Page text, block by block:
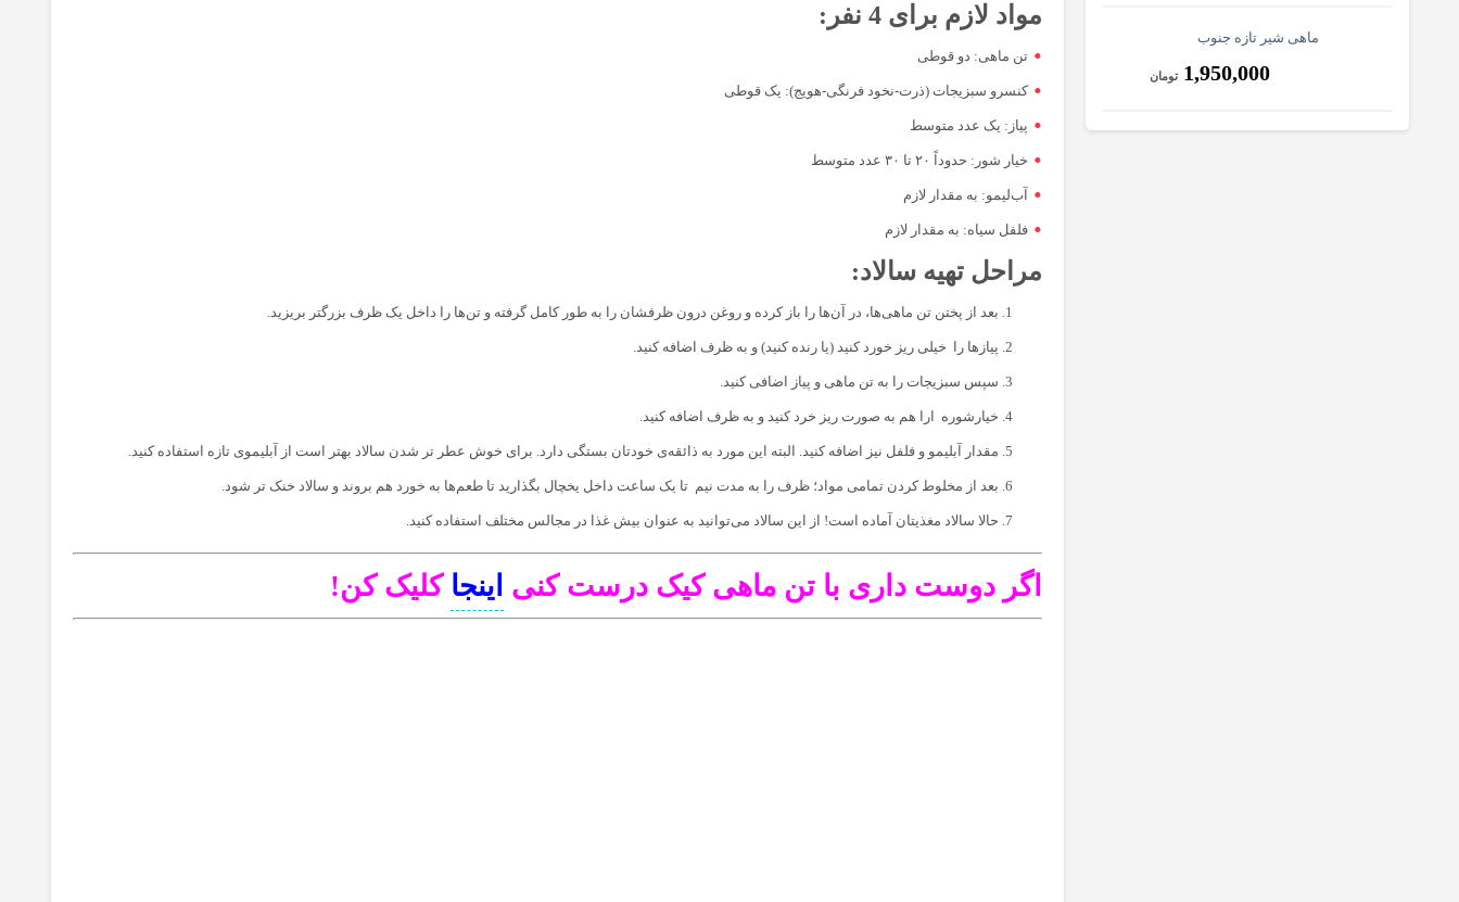
ماهی شیر تازه جنوب
1,950,000 تومان
مواد لازم برای 4 نفر:
تن ماهی: دو قوطی
کنسرو سبزیجات (ذرت-نخود فرنگی-هویج): یک قوطی
پیاز: یک عدد متوسط
خیار شور: حدوداً ٢٠ تا ٣٠ عدد متوسط
آب‌لیمو: به مقدار لازم
فلفل سیاه: به مقدار لازم
مراحل تهیه سالاد:
بعد از پختن تن ماهی‌ها، در آن‌ها را باز کرده و روغن درون ظرفشان را به طور کامل گرفته و تن‌ها را داخل یک ظرف بزرگتر بریزید.
پیاز‌ها را خیلی ریز خورد کنید (یا رنده کنید) و به ظرف اضافه کنید‌.
سپس سبزیجات را به تن ماهی و پیاز اضافی کنید‌.
خیارشور‌ه ارا هم به صورت ریز خرد کنید و به ظرف اضافه کنید.
مقدار آبلیمو و فلفل نیز اضافه کنید. البته این مورد به ذائقه‌ی خودتان بستگی دارد‌. برای خوش عطر تر شدن سالاد بهتر است از آبلیموی تازه استفاده کنید‌.
بعد از مخلوط کردن تمامی مواد؛ ظرف را به مدت نیم تا یک ساعت داخل یخچال بگذارید تا طعم‌ها به خورد هم بروند و سالاد خنک تر شود‌.
حالا سالاد مغذیتان آماده است! از این سالاد می‌توانید به عنوان بیش غذا در مجالس مختلف استفاده کنید‌.
اگر دوست داری با تن ماهی کیک درست کنی اینجا کلیک کن!